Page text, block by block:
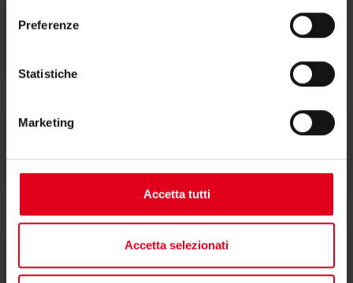
Preferenze
Statistiche
Marketing
Accetta tutti
Accetta selezionati
Dichiarazione di conformità
Altri documenti